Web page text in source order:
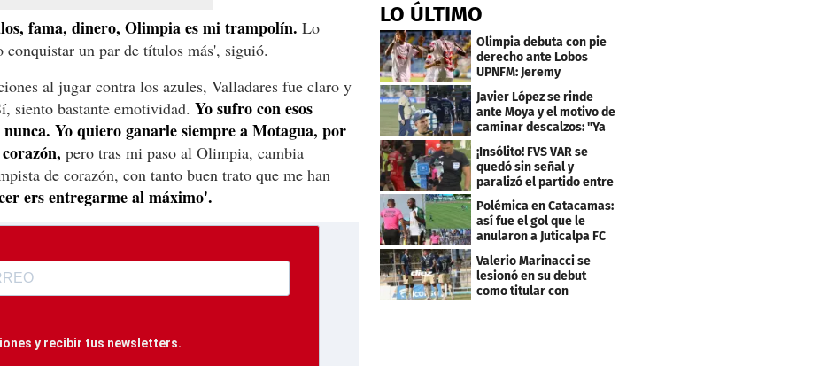
fama, dinero, Olimpia es mi trampolín. Lo
conquistar un par de títulos más', siguió.
al jugar contra los azules, Valladares fue claro y
siento bastante emotividad. Yo sufro con esos
Yo quiero ganarle siempre a Motagua, por
pero tras mi paso al Olimpia, cambia
de corazón, con tanto buen trato que me han
ers entregarme al máximo'.
y recibir tus newsletters.
LO ÚLTIMO
Olimpia debuta con pie
derecho ante Lobos
UPNFM: Jeremy
Rodríguez fue el héroe
Javier López se rinde
ante Moya y el motivo de
caminar descalzos: "Ya
nos piden la 21"
¡Insólito! FVS VAR se
quedó sin señal y
paralizó el partido entre
Estrella Roja-Olancho
Polémica en Catacamas:
así fue el gol que le
anularon a Juticalpa FC
ante Motagua
Valerio Marinacci se
lesionó en su debut
como titular con